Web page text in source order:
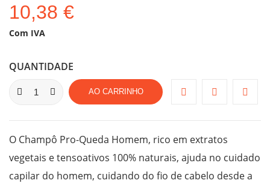
10,38 €
Com IVA
QUANTIDADE
AO CARRINHO
O Champô Pro-Queda Homem, rico em extratos
vegetais e tensoativos 100% naturais, ajuda no cuidado
capilar do homem, cuidando do fio de cabelo desde a